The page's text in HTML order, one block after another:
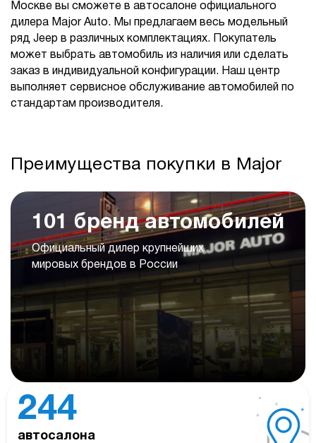
Москве вы сможете в автосалоне официального
дилера Major Auto. Мы предлагаем весь модельный
ряд Jeep в различных комплектациях. Покупатель
может выбрать автомобиль из наличия или сделать
заказ в индивидуальной конфигурации. Наш центр
выполняет сервисное обслуживание автомобилей по
стандартам производителя.
Преимущества покупки в Major
101 бренд автомобилей
Официальный дилер крупнейших
мировых брендов в России
244
автосалона